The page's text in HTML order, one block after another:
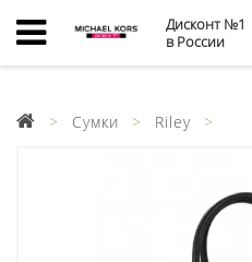
Дисконт №1
в России
Сумки Riley